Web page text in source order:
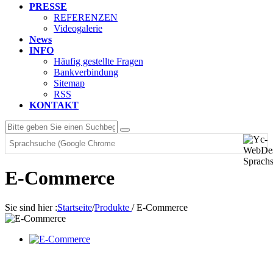
PRESSE
REFERENZEN
Videogalerie
News
INFO
Häufig gestellte Fragen
Bankverbindung
Sitemap
RSS
KONTAKT
E-Commerce
Sie sind hier :Startseite/Produkte / E-Commerce